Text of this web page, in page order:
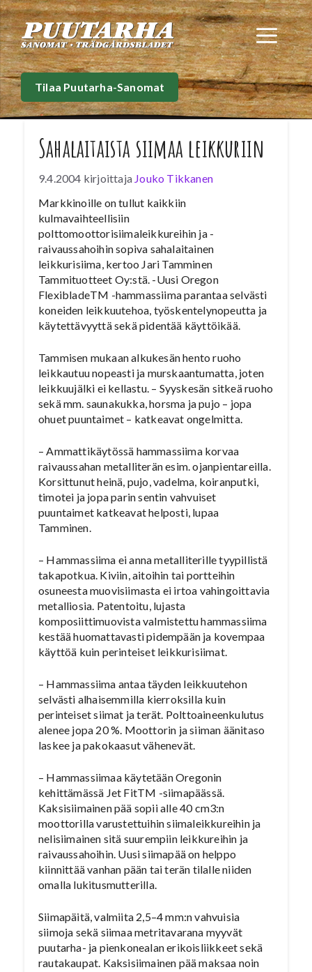
Siirry
sisältöön
Tilaa Puutarha-Sanomat
Sahalaitaista siimaa leikkuriin
9.4.2004 kirjoittaja Jouko Tikkanen
Markkinoille on tullut kaikkiin
kulmavaihteellisiin
polttomoottorisiimaleikkureihin ja -
raivaussahoihin sopiva sahalaitainen
leikkurisiima, kertoo Jari Tamminen
Tammituotteet Oy:stä. -Uusi Oregon
FlexibladeTM -hammassiima parantaa selvästi
koneiden leikkuutehoa, työskentelynopeutta ja
käytettävyyttä sekä pidentää käyttöikää.
Tammisen mukaan alkukesän hento ruoho
leikkautuu nopeasti ja murskaantumatta, joten
leikkuujälki ei kellastu. – Syyskesän sitkeä ruoho
sekä mm. saunakukka, horsma ja pujo – jopa
ohuet puuntaimet – katkeavat ongelmitta.
– Ammattikäytössä hammassiima korvaa
raivaussahan metalliterän esim. ojanpientareilla.
Korsittunut heinä, pujo, vadelma, koiranputki,
timotei ja jopa parin sentin vahvuiset
puuntaimet katkeavat helposti, lupaa
Tamminen.
– Hammassiima ei anna metalliterille tyypillistä
takapotkua. Kiviin, aitoihin tai portteihin
osuneesta muovisiimasta ei irtoa vahingoittavia
metalliosia. Patentoitu, lujasta
komposiittimuovista valmistettu hammassiima
kestää huomattavasti pidempään ja kovempaa
käyttöä kuin perinteiset leikkurisiimat.
– Hammassiima antaa täyden leikkuutehon
selvästi alhaisemmilla kierroksilla kuin
perinteiset siimat ja terät. Polttoaineenkulutus
alenee jopa 20 %. Moottorin ja siiman äänitaso
laskee ja pakokaasut vähenevät.
– Hammassiimaa käytetään Oregonin
kehittämässä Jet FitTM -siimapäässä.
Kaksisiimainen pää sopii alle 40 cm3:n
moottorilla varustettuihin siimaleikkureihin ja
nelisiimainen sitä suurempiin leikkureihin ja
raivaussahoihin. Uusi siimapää on helppo
kiinnittää vanhan pään tai terän tilalle niiden
omalla lukitusmutterilla.
Siimapäitä, valmiita 2,5–4 mm:n vahvuisia
siimoja sekä siimaa metritavarana myyvät
puutarha- ja pienkonealan erikoisliikkeet sekä
rautakaupat. Kaksisiimainen pää maksaa noin